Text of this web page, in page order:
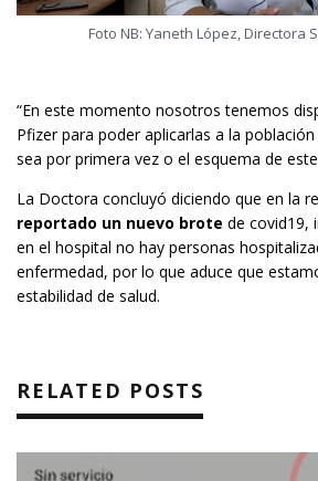
Foto NB: Yaneth López, Directora
“En este momento nosotros tenemos
Pfizer para poder aplicarlas a la
sea por primera vez o el esquema de
La Doctora concluyó diciendo que en la
reportado un nuevo brote de covid19,
en el hospital no hay personas
enfermedad, por lo que aduce que
estabilidad de salud.
RELATED POSTS